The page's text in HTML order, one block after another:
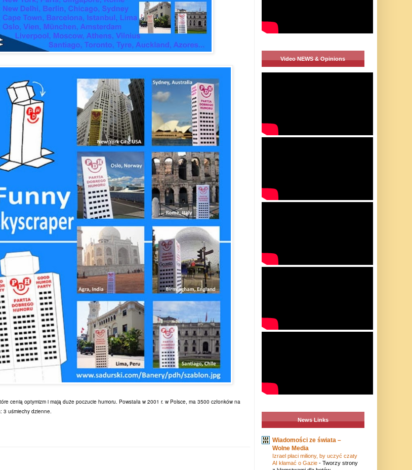
cenią optymizm i mają duże poczucie humoru. Powstała w 2001 r. w Polsce, ma 3500 członków na
3 uśmiechy dzienne.
Video NEWS & Opinions
News Links
Wiadomości ze świata –
Wolne Media
Izrael płaci miliony, by uczyć czaty
AI kłamać o Gazie - Tworzy strony